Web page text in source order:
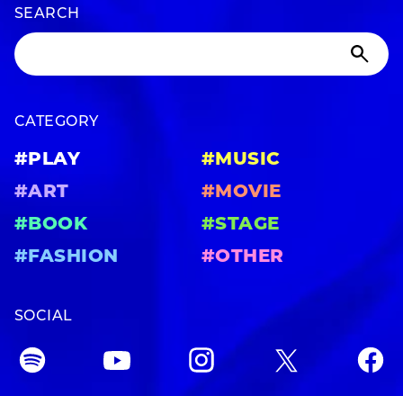
SEARCH
CATEGORY
#PLAY
#MUSIC
#ART
#MOVIE
#BOOK
#STAGE
#FASHION
#OTHER
SOCIAL